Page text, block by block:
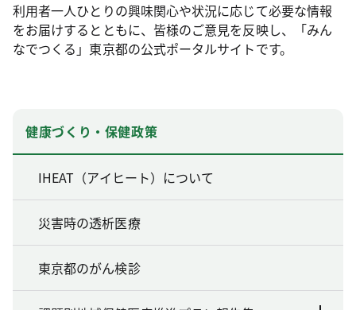
利用者一人ひとりの興味関心や状況に応じて必要な情報
をお届けするとともに、皆様のご意見を反映し、「みん
なでつくる」東京都の公式ポータルサイトです。
健康づくり・保健政策
IHEAT（アイヒート）について
災害時の透析医療
東京都のがん検診